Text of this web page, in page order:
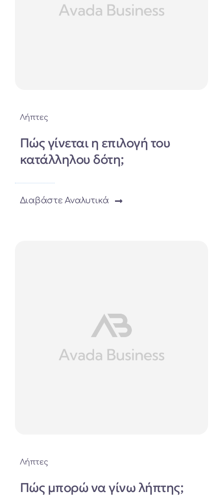
Λήπτες
Πώς γίνεται η επιλογή του
κατάλληλου δότη;
Διαβάστε Αναλυτικά
Λήπτες
Πώς μπορώ να γίνω λήπτης;